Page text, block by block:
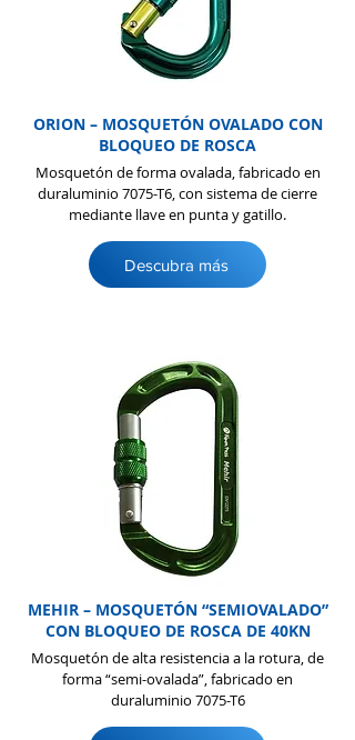
ORION – MOSQUETÓN OVALADO CON
BLOQUEO DE ROSCA
Mosquetón de forma ovalada, fabricado en
duraluminio 7075-T6, con sistema de cierre
mediante llave en punta y gatillo.
Descubra más
MEHIR – MOSQUETÓN “SEMIOVALADO”
CON BLOQUEO DE ROSCA DE 40KN
Mosquetón de alta resistencia a la rotura, de
forma “semi-ovalada”, fabricado en
duraluminio 7075-T6